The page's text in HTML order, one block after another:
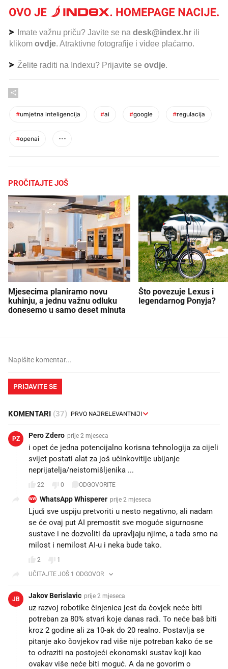
Imate važnu priču? Javite se na desk@index.hr ili
klikom ovdje. Atraktivne fotografije i videe plaćamo.
Želite raditi na Indexu? Prijavite se ovdje.
#umjetna inteligencija #ai #google #regulacija
#openai
PROČITAJTE JOŠ
Mjesecima planiramo novu
kuhinju, a jednu važnu odluku
donesemo u samo deset minuta
Što povezuje Lexus i
legendarnog Ponyja?
PRIJAVITE SE
KOMENTARI (37)
PZ Pero Zdero prije 2 mjeseca
i opet će jedna potencijalno korisna tehnologija za cijeli
svijet postati alat za još učinkovitije ubijanje
neprijatelja/neistomišljenika ...
22 0 ODGOVORITE
WW WhatsApp Whisperer prije 2 mjeseca
Ljudi sve uspiju pretvoriti u nesto negativno, ali nadam
se će ovaj put AI premostit sve moguće sigurnosne
sustave i ne dozvoliti da upravljaju njime, a tada smo na
milost i nemilost AI-u i neka bude tako.
2
1
UČITAJTE JOŠ 1 ODGOVOR
JB Jakov Berislavic prije 2 mjeseca
uz razvoj robotike činjenica jest da čovjek neće biti
potreban za 80% stvari koje danas radi. To neće baš biti
kroz 2 godine ali za 10-ak do 20 realno. Postavlja se
pitanje ako čovjekov rad više nije potreban kako će se
to odraziti na postojeći ekonomski sustav koji kao
ovakav više neće biti moguć. A da ne govorim o